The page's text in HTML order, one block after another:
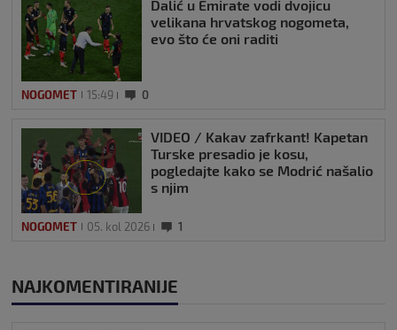
Dalić u Emirate vodi dvojicu
velikana hrvatskog nogometa,
evo što će oni raditi
NOGOMET 15:49 0
VIDEO / Kakav zafrkant! Kapetan
Turske presadio je kosu,
pogledajte kako se Modrić našalio
s njim
NOGOMET 05. kol 2026 1
NAJKOMENTIRANIJE